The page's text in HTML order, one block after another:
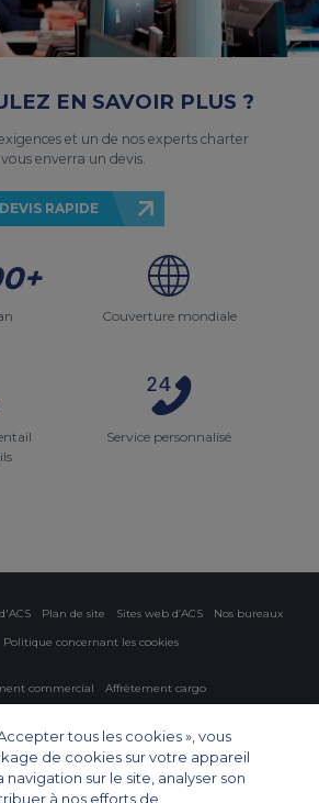
EN SAVOIR PLUS ?
et un de nos experts charter
vous enverra un devis.
DEVIS RAPIDE
Couverture mondiale
Service personnalisé
Plan de site Sites web d’ACS
Nos bureaux
Politique concernant les cookies
commercial
Affrètement cargo
tous les cookies », vous
de cookies sur votre appareil
sur le site, analyser son
à nos efforts de